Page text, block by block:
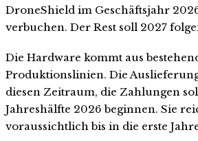
DroneShield im Geschäftsjahr
verbuchen. Der Rest soll 2027
Die Hardware kommt aus
Produktionslinien. Die
diesen Zeitraum, die Zahlungen
Jahreshälfte 2026 beginnen. Sie
voraussichtlich bis in die erste